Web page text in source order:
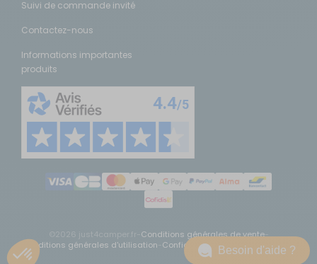
Suivi de commande invité
Contactez-nous
Informations importantes
produits
©2026 just4camper.fr Conditions générales de vente-
Conditions générales d'utilisation Confidentialité- Mentions légales
Besoin d'aide ?